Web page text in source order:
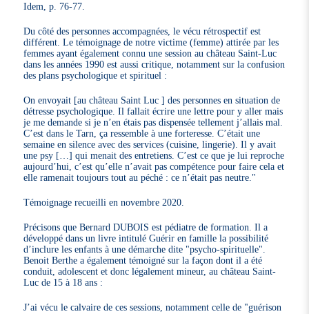
Idem, p. 76-77.
Du côté des personnes accompagnées, le vécu rétrospectif est
différent. Le témoignage de notre victime (femme) attirée par les
femmes ayant également connu une session au château Saint-Luc
dans les années 1990 est aussi critique, notamment sur la confusion
des plans psychologique et spirituel :
On envoyait [au château Saint Luc ] des personnes en situation de
détresse psychologique. Il fallait écrire une lettre pour y aller mais
je me demande si je n’en étais pas dispensée tellement j’allais mal.
C’est dans le Tarn, ça ressemble à une forteresse. C’était une
semaine en silence avec des services (cuisine, lingerie). Il y avait
une psy […] qui menait des entretiens. C’est ce que je lui reproche
aujourd’hui, c’est qu’elle n’avait pas compétence pour faire cela et
elle ramenait toujours tout au péché : ce n’était pas neutre."
Témoignage recueilli en novembre 2020.
Précisons que Bernard DUBOIS est pédiatre de formation. Il a
développé dans un livre intitulé Guérir en famille la possibilité
d’inclure les enfants à une démarche dite "psycho-spirituelle".
Benoit Berthe a également témoigné sur la façon dont il a été
conduit, adolescent et donc légalement mineur, au château Saint-
Luc de 15 à 18 ans :
J’ai vécu le calvaire de ces sessions, notamment celle de "guérison